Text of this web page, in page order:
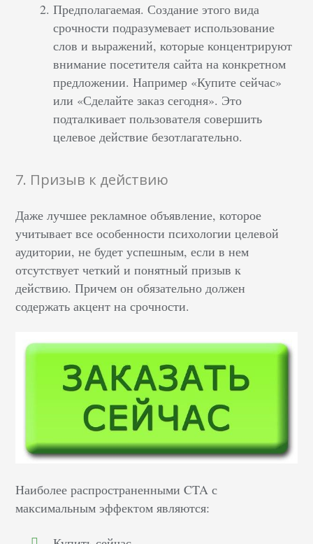
Предполагаемая. Создание этого вида
срочности подразумевает использование
слов и выражений, которые концентрируют
внимание посетителя сайта на конкретном
предложении. Например «Купите сейчас»
или «Сделайте заказ сегодня». Это
подталкивает пользователя совершить
целевое действие безотлагательно.
7. Призыв к действию
Даже лучшее рекламное объявление, которое
учитывает все особенности психологии целевой
аудитории, не будет успешным, если в нем
отсутствует четкий и понятный призыв к
действию. Причем он обязательно должен
содержать акцент на срочности.
Наиболее распространенными CTA с
максимальным эффектом являются: